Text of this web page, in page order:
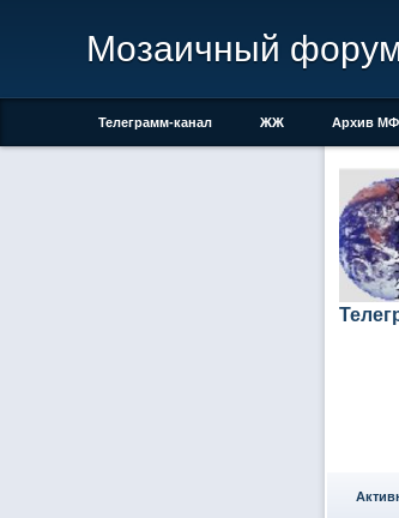
Мозаичный
Телеграмм-канал ЖЖ Архив МФ